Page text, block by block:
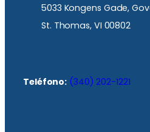
5033 Kongens Gade,
St. Thomas, VI 00802
Teléfono: (340) 202-1221